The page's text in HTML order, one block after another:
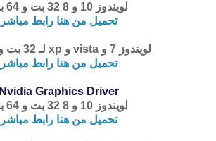
لويندوز 10 و 8 32 بت و 64 بت
تحميل من هنا رابط مباشر
لويندوز 7 و vista و xp لـ 32 بت و 64 بت
تحميل من هنا رابط مباشر
Nvidia Graphics Driver
لويندوز 10 و 8 32 بت و 64 بت
تحميل من هنا رابط مباشر